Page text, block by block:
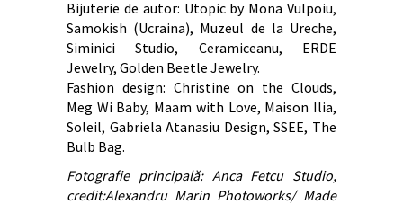
Bijuterie de autor: Utopic by Mona Vulpoiu,
Samokish (Ucraina), Muzeul de la Ureche,
Siminici Studio, Ceramiceanu, ERDE
Jewelry, Golden Beetle Jewelry.
Fashion design: Christine on the Clouds,
Meg Wi Baby, Maam with Love, Maison Ilia,
Soleil, Gabriela Atanasiu Design, SSEE, The
Bulb Bag.
Fotografie principală: Anca Fetcu Studio,
credit:Alexandru Marin Photoworks/ Made